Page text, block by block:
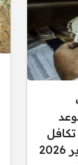
وكرامة شهر يناير 2026